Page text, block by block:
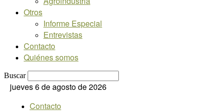
Otros
Informe Especial
Entrevistas
Contacto
Quiénes somos
Buscar
jueves 6 de agosto de 2026
Contacto